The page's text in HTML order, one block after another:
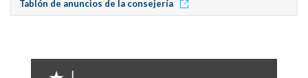
Tablón de anuncios de la consejería